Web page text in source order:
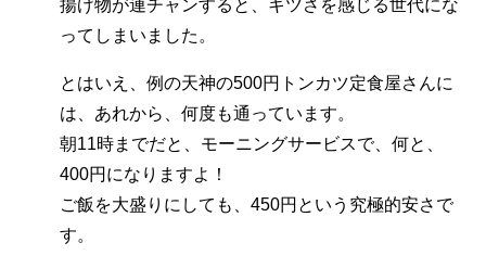
揚げ物が連チャンすると、キツさを感じる世代にな
ってしまいました。
とはいえ、例の天神の500円トンカツ定食屋さんに
は、あれから、何度も通っています。
朝11時までだと、モーニングサービスで、何と、
400円になりますよ！
ご飯を大盛りにしても、450円という究極的安さで
す。